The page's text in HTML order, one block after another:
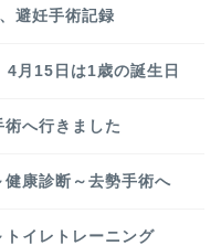
避妊手術記録
15日は1歳の誕生日
へ行きました
康診断～去勢手術へ
イレトレーニング